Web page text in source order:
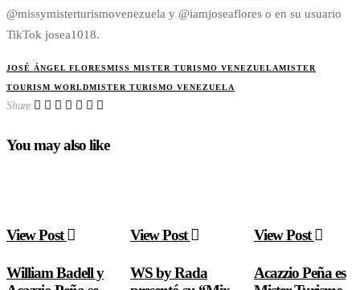
@missymisterturismovenezuela y @iamjoseaflores o en su usuario
TikTok josea1018.
JOSÉ ÁNGEL FLORESMISS MISTER TURISMO VENEZUELAMISTER
TOURISM WORLDMISTER TURISMO VENEZUELA
Share
You may also like
View Post
William Badell y
View Post
WS by Rada
View Post
Acazzio Peña es